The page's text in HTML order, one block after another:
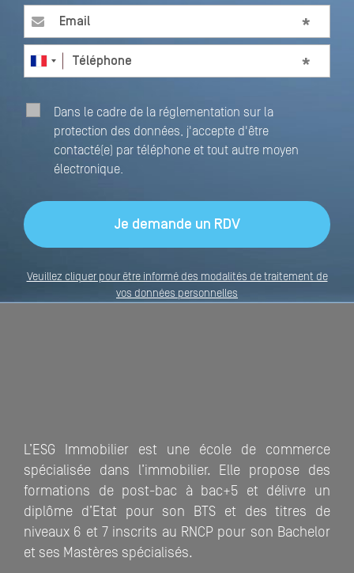
Email *
Téléphone*
Dans le cadre de la réglementation sur la
protection des données, j'accepte d'être
contacté(e) par téléphone et tout autre moyen
électronique.
Veuillez cliquer pour être informé des modalités de traitement de
vos données personnelles
L’ESG Immobilier est une école de commerce
spécialisée dans l’immobilier. Elle propose des
formations de post-bac à bac+5 et délivre un
diplôme d’Etat pour son BTS et des titres de
niveaux 6 et 7 inscrits au RNCP pour son Bachelor
et ses Mastères spécialisés.